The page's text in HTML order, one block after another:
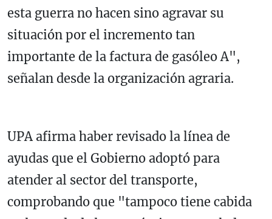
esta guerra no hacen sino agravar su
situación por el incremento tan
importante de la factura de gasóleo A",
señalan desde la organización agraria.
UPA afirma haber revisado la línea de
ayudas que el Gobierno adoptó para
atender al sector del transporte,
comprobando que "tampoco tiene cabida